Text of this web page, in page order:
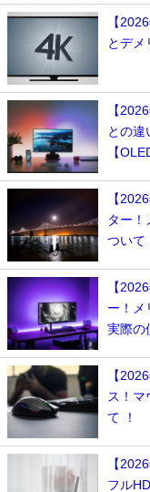
【
とデメ
【
との違
【
【
ター！
ついて
【
ー！メ
実際の
【
ス！マ
て ！
【
フル